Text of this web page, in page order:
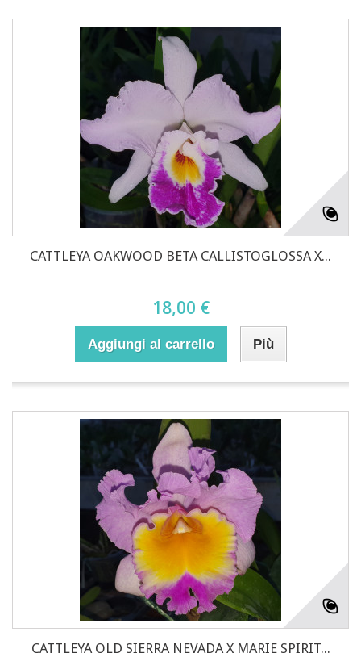
CATTLEYA OAKWOOD BETA CALLISTOGLOSSA X...
18,00 €
Aggiungi al carrello Più
CATTLEYA OLD SIERRA NEVADA X MARIE SPIRIT...